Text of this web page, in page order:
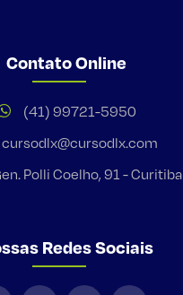
Contato Online
(41) 99721-5950
cursodlx@cursodlx.com
Polli Coelho, 91 - Curitiba
Redes Sociais